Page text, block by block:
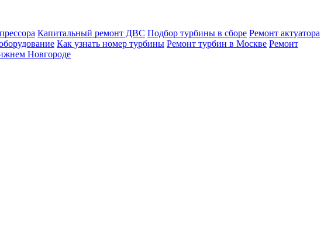
Капитальный ремонт ДВС Подбор турбины в сборе Ремонт актуатора
Как узнать номер турбины Ремонт турбин в Москве Ремонт
Новгороде